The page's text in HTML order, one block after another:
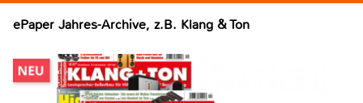
ePaper Jahres-Archive, z.B. Klang & Ton